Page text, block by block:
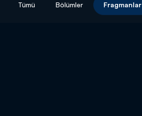
Tümü Bölümler Fragmanlar